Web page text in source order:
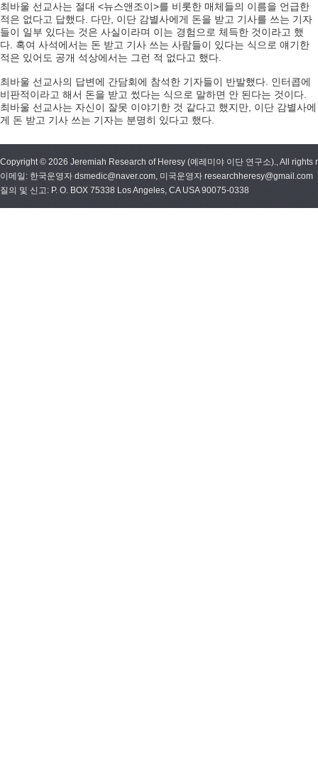
최바울 선교사는 절대 <뉴스앤조이>를 비롯한 매체들의 이름을 언급한
적은 없다고 답했다. 다만, 이단 감별사에게 돈을 받고 기사를 쓰는 기자
들이 일부 있다는 것은 사실이라며 이는 경험으로 체득한 것이라고 했
다. 혹여 사석에서는 돈 받고 기사 쓰는 사람들이 있다는 식으로 얘기한
적은 있어도 공개 석상에서는 그런 적 없다고 했다.
최바울 선교사의 답변에 간담회에 참석한 기자들이 반발했다. 인터콥에
비판적이라고 해서 돈을 받고 썼다는 식으로 말하면 안 된다는 것이다.
최바울 선교사는 자신이 잘못 이야기한 것 같다고 했지만, 이단 감별사에
게 돈 받고 기사 쓰는 기자는 분명히 있다고 했다.
Copyright © 2026 Jeremiah Research of Heresy (예레미야 이단 연구소)., All rights
이메일: 한국운영자 dsmedic@naver.com, 미국운영자 researchheresy@gmail.com
질의 및 신고: P. O. BOX 75338 Los Angeles, CA USA 90075-0338